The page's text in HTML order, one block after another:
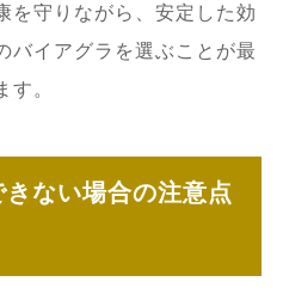
を守りながら、安定した効
バイアグラを選ぶことが最
す。
ない場合の注意点